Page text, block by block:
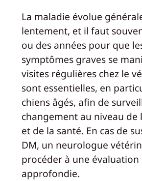
La maladie évolue
lentement, et il faut
ou des années pour que
symptômes graves se
visites régulières chez le
sont essentielles, en
chiens âgés, afin de
changement au niveau de
et de la santé. En cas de
DM, un neurologue
procéder à une évaluation
approfondie.